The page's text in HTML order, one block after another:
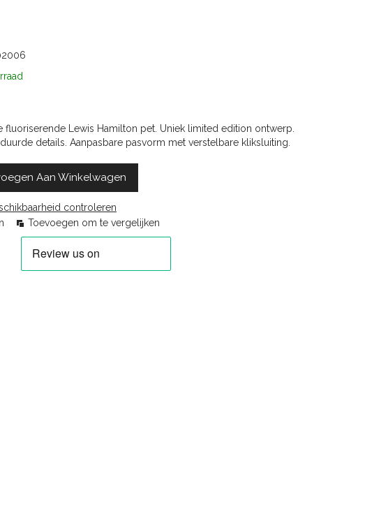
fluoriserende Lewis Hamilton pet. Uniek limited edition ontwerp.
details. Aanpasbare pasvorm met verstelbare kliksluiting.
Aan Winkelwagen
controleren
Toevoegen om te vergelijken